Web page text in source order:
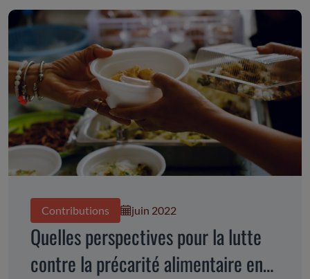
Contributions juin 2022
Quelles perspectives pour la lutte
contre la précarité alimentaire en